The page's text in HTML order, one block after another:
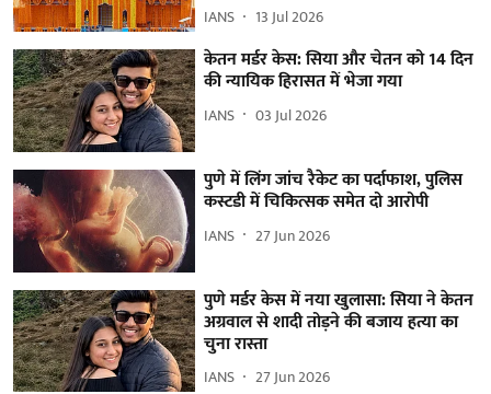
IANS 13 Jul 2026
केतन मर्डर केस: सिया और चेतन को 14 दिन
की न्यायिक हिरासत में भेजा गया
IANS 03 Jul 2026
पुणे में लिंग जांच रैकेट का पर्दाफाश, पुलिस
कस्टडी में चिकित्सक समेत दो आरोपी
IANS 27 Jun 2026
पुणे मर्डर केस में नया खुलासा: सिया ने केतन
अग्रवाल से शादी तोड़ने की बजाय हत्या का
चुना रास्ता
IANS 27 Jun 2026